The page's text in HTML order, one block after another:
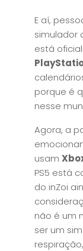
E aí,
simulador
está
porque é
nesse
Agora, a
usam
PS5 está
do inZoi
não é um
ser um